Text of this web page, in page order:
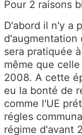
Pour 2 raisons
D'abord il n'y a
d'augmentation
sera pratiquée
même que
2008. A cette
eu la bonté de
comme l'UE
régles
régime d'avant